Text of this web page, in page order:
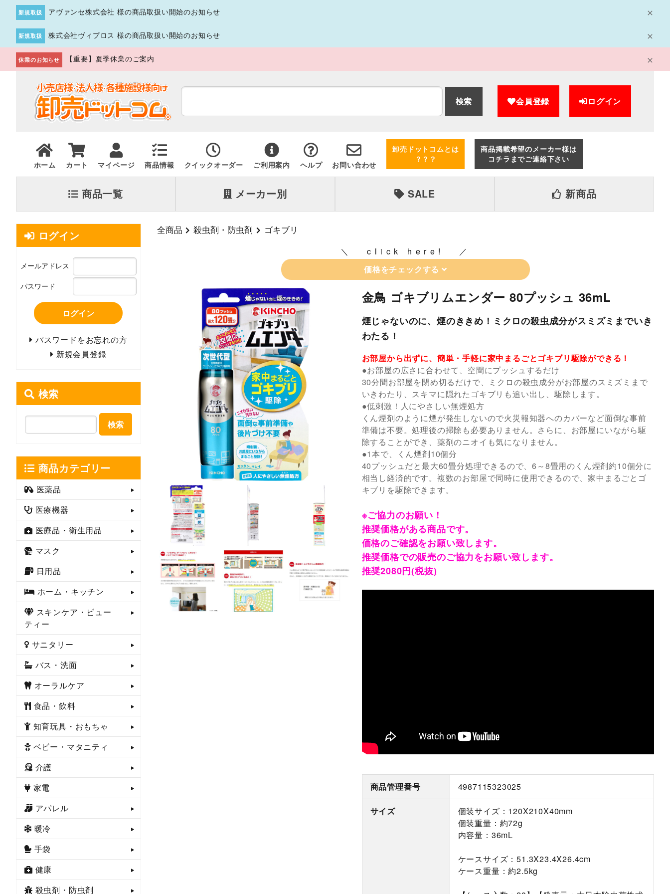
新規取扱 アヴァンセ株式会社 様の商品取扱い開始のお知らせ
新規取扱 株式会社ヴィプロス 様の商品取扱い開始のお知らせ
休業のお知らせ 【重要】夏季休業のご案内
検索 会員登録 ログイン
ホーム カート マイページ 商品情報 クイックオーダー ご利用案内 ヘルプ お問い合わせ
卸売ドットコムとは
？？？
商品掲載希望のメーカー様は
コチラまでご連絡下さい
商品一覧 メーカー別 SALE 新商品
全商品 殺虫剤・防虫剤 ゴキブリ
click here!
価格をチェックする
金鳥 ゴキブリムエンダー 80プッシュ 36mL
煙じゃないのに、煙のききめ！ミクロの殺虫成分がスミズミまでいき
わたる！
お部屋から出ずに、簡単・手軽に家中まるごとゴキブリ駆除ができる！
●お部屋の広さに合わせて、空間にプッシュするだけ
30分間お部屋を閉め切るだけで、ミクロの殺虫成分がお部屋のスミズミまで
いきわたり、スキマに隠れたゴキブリも追い出し、駆除します。
●低刺激！人にやさしい無煙処方
くん煙剤のように煙が発生しないので火災報知器へのカバーなど面倒な事前
準備は不要。処理後の掃除も必要ありません。さらに、お部屋にいながら駆
除することができ、薬剤のニオイも気になりません。
●1本で、くん煙剤10個分
40プッシュだと最大60畳分処理できるので、6～8畳用のくん煙剤約10個分に
相当し経済的です。複数のお部屋で同時に使用できるので、家中まるごとゴ
キブリを駆除できます。
※ご協力のお願い！
推奨価格がある商品です。
価格のご確認をお願い致します。
推奨価格での販売のご協力をお願い致します。
推奨2080円(税抜)
商品管理番号 4987115323025
サイズ
個装サイズ：120X210X40mm
個装重量：約72g
内容量：36mL
ケースサイズ：51.3X23.4X26.4cm
ケース重量：約2.5kg
ログイン
メールアドレス
パスワード
ログイン
パスワードをお忘れの方
新規会員登録
検索
検索
商品カテゴリー
医薬品
医療機器
医療品・衛生用品
マスク
日用品
ホーム・キッチン
スキンケア・ビュー
ティー
サニタリー
バス・洗面
オーラルケア
食品・飲料
知育玩具・おもちゃ
ベビー・マタニティ
介護
家電
アパレル
暖冷
手袋
健康
殺虫剤・防虫剤